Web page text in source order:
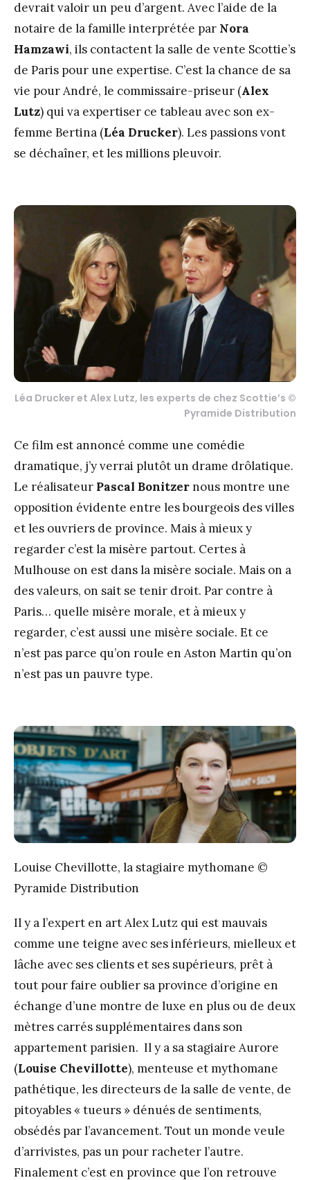
devrait valoir un peu d’argent. Avec l’aide de la
notaire de la famille interprétée par Nora
Hamzawi, ils contactent la salle de vente Scottie’s
de Paris pour une expertise. C’est la chance de sa
vie pour André, le commissaire-priseur (Alex
Lutz) qui va expertiser ce tableau avec son ex-
femme Bertina (Léa Drucker). Les passions vont
se déchaîner, et les millions pleuvoir.
Léa Drucker et Alex Lutz, les experts de chez Scottie’s ©
Pyramide Distribution
Ce film est annoncé comme une comédie
dramatique, j’y verrai plutôt un drame drôlatique.
Le réalisateur Pascal Bonitzernous montre une
opposition évidente entre les bourgeois des villes
et les ouvriers de province. Mais à mieux y
regarder c’est la misère partout. Certes à
Mulhouse on est dans la misère sociale. Mais on a
des valeurs, on sait se tenir droit. Par contre à
Paris… quelle misère morale, et à mieux y
regarder, c’est aussi une misère sociale. Et ce
n’est pas parce qu’on roule en Aston Martin qu’on
n’est pas un pauvre type.
Louise Chevillotte, la stagiaire mythomane ©
Pyramide Distribution
Il y a l’expert en art Alex Lutz qui est mauvais
comme une teigne avec ses inférieurs, mielleux et
lâche avec ses clients et ses supérieurs, prêt à
tout pour faire oublier sa province d’origine en
échange d’une montre de luxe en plus ou de deux
mètres carrés supplémentaires dans son
appartement parisien. Il y a sa stagiaire Aurore
(Louise Chevillotte), menteuse et mythomane
pathétique, les directeurs de la salle de vente, de
pitoyables « tueurs » dénués de sentiments,
obsédés par l’avancement. Tout un monde veule
d’arrivistes, pas un pour racheter l’autre.
Finalement c’est en province que l’on retrouve